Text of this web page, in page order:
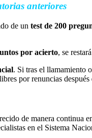
anteriores
de un test de 200
por acierto, se restará
. Si tras el llamamiento
por renuncias
de manera continua
en el Sistema